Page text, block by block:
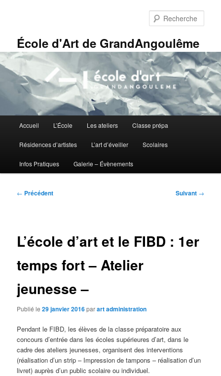
principalÉcole d'Art de GrandAngoulême
principal
Accueil L’École Les ateliers Classe prépa
Résidences d’artistes L’art d’éveiller Scolaires
Infos Pratiques Galerie – Évènements
Navigation
← Précédent Suivant →
L’école d’art et le FIBD : 1er
temps fort – Atelier
jeunesse –
Publié le29 janvier 2016parart administration
Pendant le FIBD, les élèves de la classe préparatoire aux
concours d’entrée dans les écoles supérieures d’art, dans le
cadre des ateliers jeunesses, organisent des interventions
(réalisation d’un strip – Impression de tampons – réalisation d’un
livret) auprès d’un public scolaire ou individuel.